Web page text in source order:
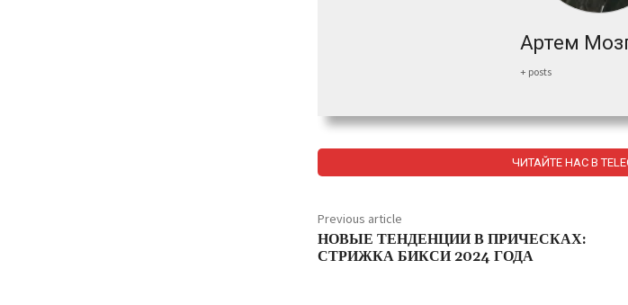
Артем
+ posts
ЧИТАЙТЕ НАС В
Previous article
НОВЫЕ ТЕНДЕНЦИИ В ПРИЧЕСКАХ:
СТРИЖКА БИКСИ 2024 ГОДА